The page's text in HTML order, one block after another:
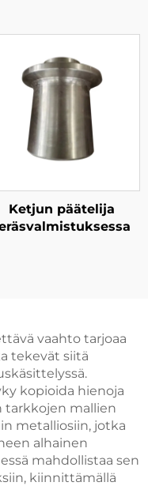
Ketjun päätelija
vaahto tarjoaa
tekevät siitä
kopioida hienoja
tarkkojen mallien
metalliosiin, jotka
alhainen
mahdollistaa sen
kiinnittämällä